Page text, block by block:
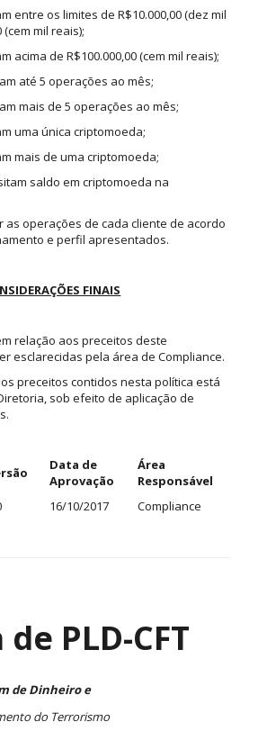
entre os limites de R$10.000,00 (dez mil
(cem mil reais);
acima de R$100.000,00 (cem mil reais);
até 5 operações ao mês;
mais de 5 operações ao mês;
uma única criptomoeda;
mais de uma criptomoeda;
saldo em criptomoeda na
as operações de cada cliente de acordo
e perfil apresentados.
FINAIS
relação aos preceitos deste
esclarecidas pela área de Compliance.
preceitos contidos nesta política está
sob efeito de aplicação de
Data de
Aprovação
Área
Responsável
16/10/2017 Compliance
PLD-CFT
de Dinheiro e
do Terrorismo